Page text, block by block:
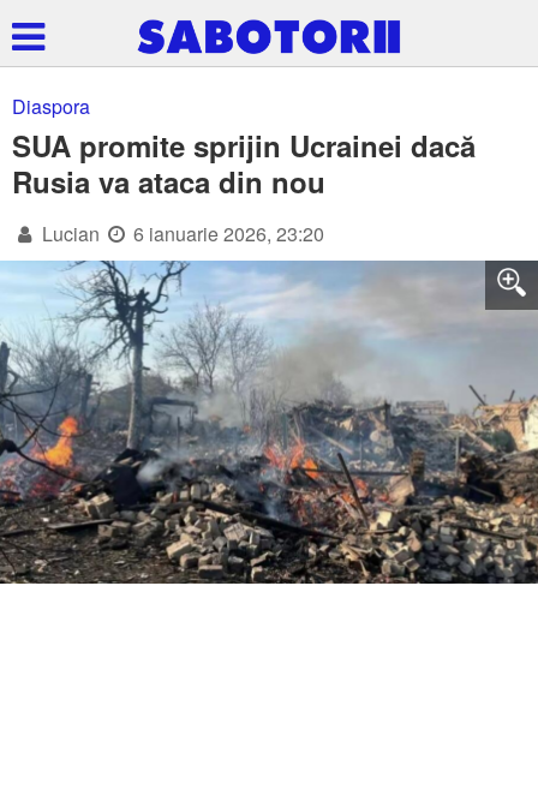
Diaspora
SUA promite sprijin Ucrainei dacă
Rusia va ataca din nou
Lucian 6 ianuarie 2026, 23:20